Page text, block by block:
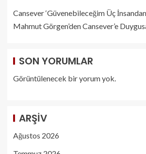
Cansever ‘Güvenebileceğim Üç
Mahmut Görgen’den Cansever’e
SON YORUMLAR
Görüntülenecek bir yorum yok.
ARŞIV
Ağustos 2026